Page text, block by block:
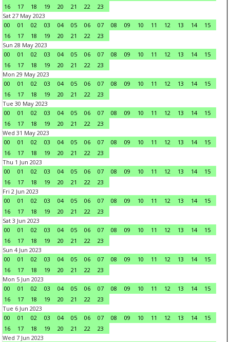
16
17 18 19 20 21 22
23
Sat 27 May 2023
00
01 02 03 04 05 06 07 08 09 10 11 12 13 14
15
16
17 18 19 20 21 22
23
Sun 28 May 2023
00
01 02 03 04 05 06 07 08 09 10 11 12 13 14
15
16
17 18 19 20 21 22
23
Mon 29 May 2023
00
01 02 03 04 05 06 07 08 09 10 11 12 13 14
15
16
17 18 19 20 21 22
23
Tue 30 May 2023
00
01 02 03 04 05 06 07 08 09 10 11 12 13 14
15
16
17 18 19 20 21 22
23
Wed 31 May 2023
00
01 02 03 04 05 06 07 08 09 10 11 12 13 14
15
16
17 18 19 20 21 22
23
Thu 1 Jun 2023
00
01 02 03 04 05 06 07 08 09 10 11 12 13 14
15
16
17 18 19 20 21 22
23
Fri 2 Jun 2023
00
01 02 03 04 05 06 07 08 09 10 11 12 13 14
15
16
17 18 19 20 21 22
23
Sat 3 Jun 2023
00
01 02 03 04 05 06 07 08 09 10 11 12 13 14
15
16
17 18 19 20 21 22
23
Sun 4 Jun 2023
00
01 02 03 04 05 06 07 08 09 10 11 12 13 14
15
16
17 18 19 20 21 22
23
Mon 5 Jun 2023
00
01 02 03 04 05 06 07 08 09 10 11 12 13 14
15
16
17 18 19 20 21 22
23
Tue 6 Jun 2023
00
01 02 03 04 05 06 07 08 09 10 11 12 13 14
15
16
17 18 19 20 21 22
23
Wed 7 Jun 2023